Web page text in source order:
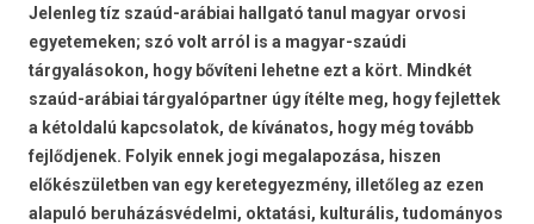
Jelenleg tíz szaúd-arábiai hallgató tanul magyar orvosi
egyetemeken; szó volt arról is a magyar-szaúdi
tárgyalásokon, hogy bővíteni lehetne ezt a kört. Mindkét
szaúd-arábiai tárgyalópartner úgy ítélte meg, hogy fejlettek
a kétoldalú kapcsolatok, de kívánatos, hogy még tovább
fejlődjenek. Folyik ennek jogi megalapozása, hiszen
előkészületben van egy keretegyezmény, illetőleg az ezen
alapuló beruházásvédelmi, oktatási, kulturális, tudományos